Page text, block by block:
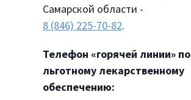
Самарской области -
8 (846) 225-70-82.
Телефон «горячей линии» по
льготному лекарственному
обеспечению: